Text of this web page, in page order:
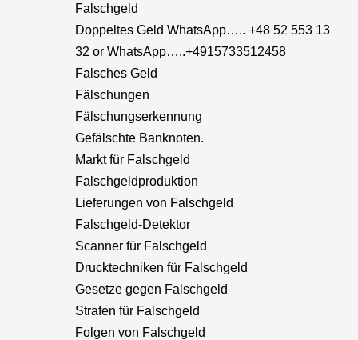
Falschgeld
Doppeltes Geld WhatsApp….. +48 52 553 13
32 or WhatsApp…..+4915733512458
Falsches Geld
Fälschungen
Fälschungserkennung
Gefälschte Banknoten.
Markt für Falschgeld
Falschgeldproduktion
Lieferungen von Falschgeld
Falschgeld-Detektor
Scanner für Falschgeld
Drucktechniken für Falschgeld
Gesetze gegen Falschgeld
Strafen für Falschgeld
Folgen von Falschgeld